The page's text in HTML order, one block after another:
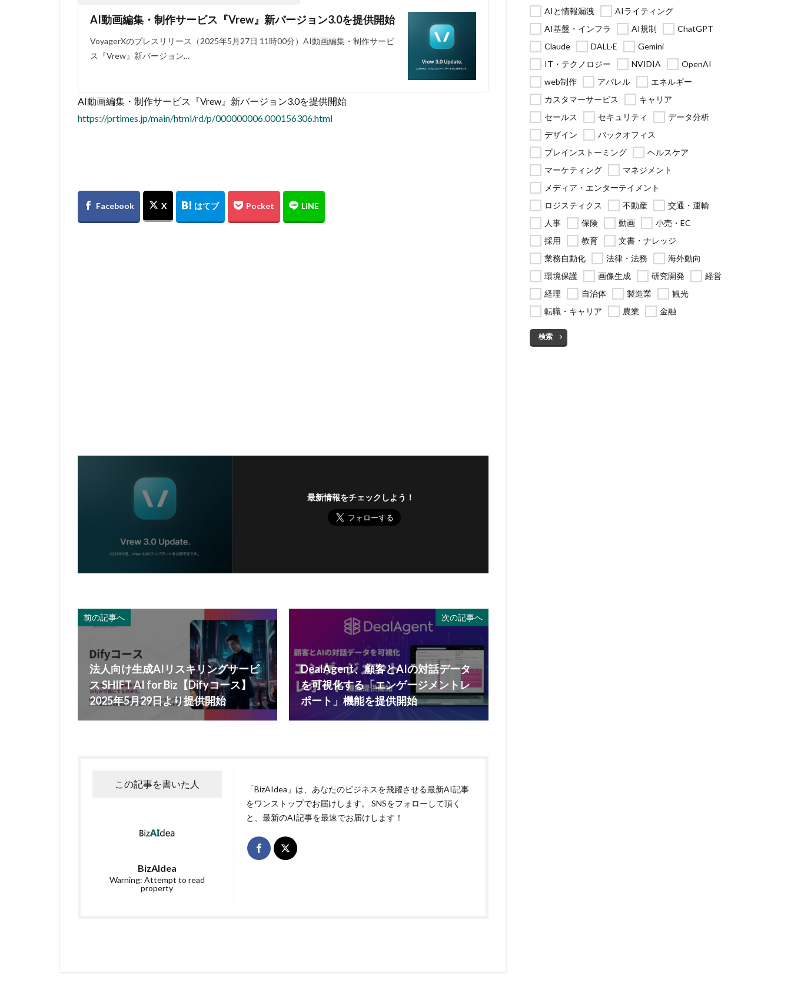
AI動画編集・制作サービス『Vrew』新バージョン3.0を提供開始
VoyagerXのプレスリリース（2025年5月27日 11時00分）AI動画編集・制作サービ
ス『Vrew』新バージョン…
AI動画編集・制作サービス『Vrew』新バージョン3.0を提供開始
https://prtimes.jp/main/html/rd/p/000000006.000156306.html
最新情報をチェックしよう！
前の記事へ
法人向け生成AIリスキリングサービ
ス SHIFT AI for Biz【Difyコース】
2025年5月29日より提供開始
次の記事へ
DealAgent、顧客とAIの対話データ
を可視化する「エンゲージメントレ
ポート」機能を提供開始
この記事を書いた人
BizAIdea
Warning: Attempt to read
property
「BizAIdea」は、あなたのビジネスを飛躍させる最新AI記事
をワンストップでお届けします。 SNSをフォローして頂く
と、最新のAI記事を最速でお届けします！
AIと情報漏洩
AIライティング
AI基盤・インフラ
AI規制
ChatGPT
Claude
DALL·E
Gemini
IT・テクノロジー
NVIDIA
OpenAI
web制作
アパレル
エネルギー
カスタマーサービス
キャリア
セールス
セキュリティ
データ分析
デザイン
バックオフィス
ブレインストーミング
ヘルスケア
マーケティング
マネジメント
メディア・エンターテイメント
ロジスティクス
不動産
交通・運輸
人事
保険 動画
小売・EC
採用
教育
文書・ナレッジ
業務自動化
法律・法務
海外動向
環境保護
画像生成 研究開発
経営
経理
自治体 製造業
観光
転職・キャリア
農業 金融
検索